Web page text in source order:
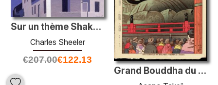
Grand Bouddha du temple Todaiji
Sur un thème Shaker # 2
Charles Sheeler
€207.00€122.13